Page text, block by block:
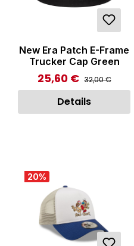
New Era Patch E-Frame
Trucker Cap Green
Verkaufspreis:
25,60 € Regulärer Preis:
32,00 €
Details
20%